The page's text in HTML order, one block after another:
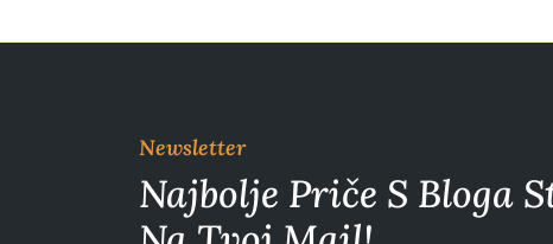
Newsletter
Najbolje Priče S Bloga